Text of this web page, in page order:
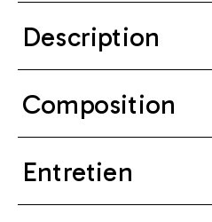
Description
Composition
Entretien